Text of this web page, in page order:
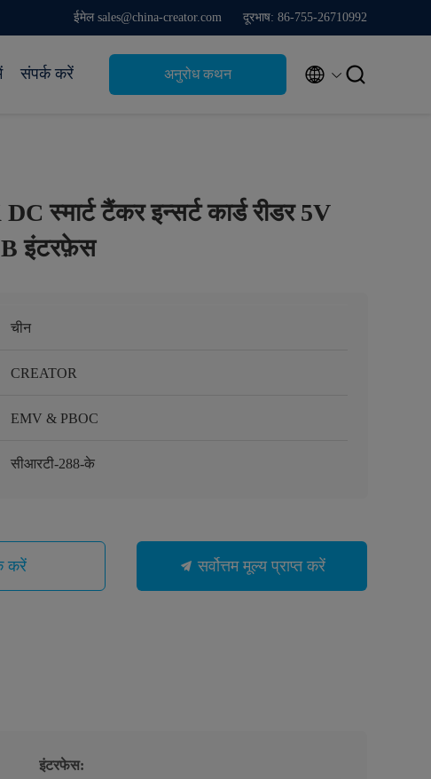
ईमेल sales@china-creator.com दूरभाष: 86-755-26710992
संपर्क करें अनुरोध कथन  
स्मार्ट टैंकर इन्सर्ट कार्ड रीडर 5V
इंटरफ़ेस
चीन
CREATOR
EMV & PBOC
सीआरटी-288-के
करें सर्वोत्तम मूल्य प्राप्त करें
इंटरफेस: